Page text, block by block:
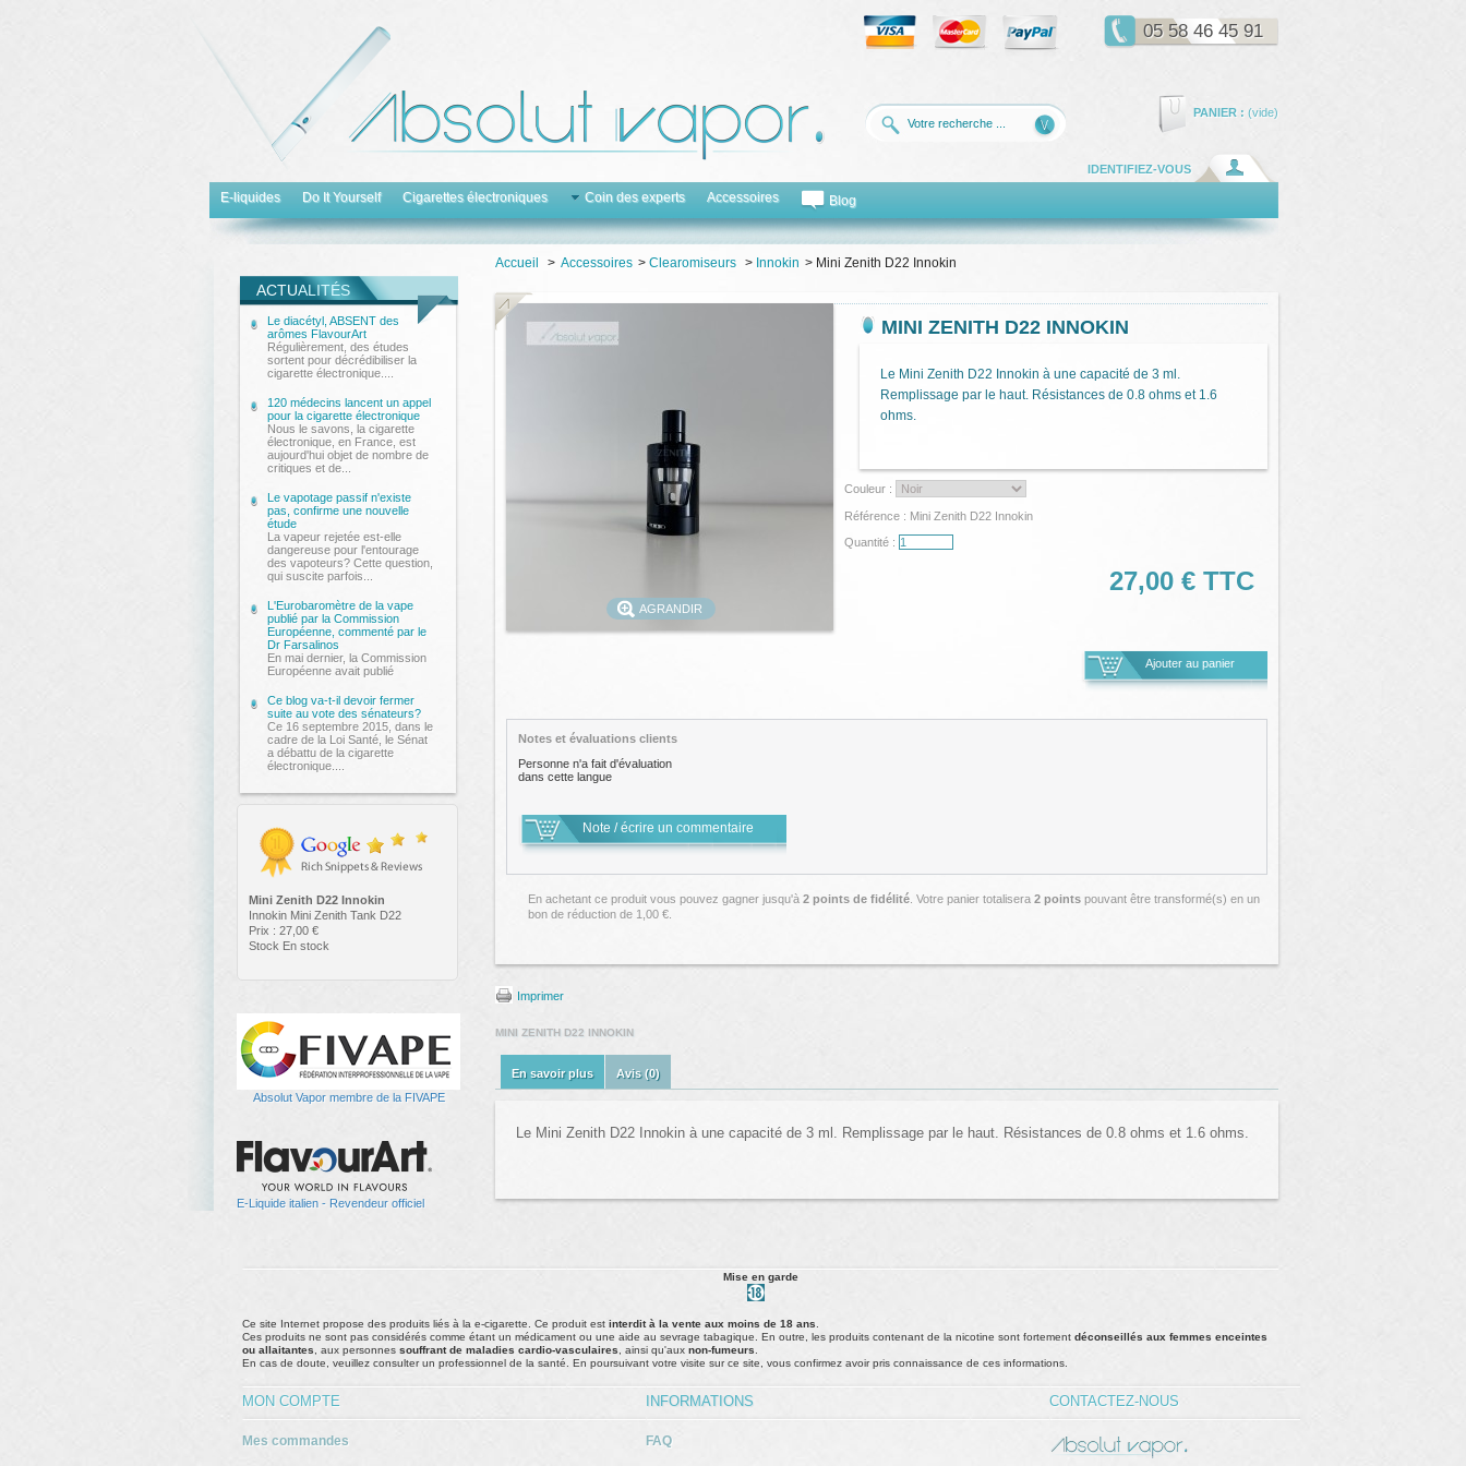
05 58 46 45 91
PANIER : (vide)
IDENTIFIEZ-VOUS
E-liquides Do It Yourself Cigarettes électroniques Coin des experts Accessoires Blog
ACTUALITÉS
Le diacétyl, ABSENT des
arômes FlavourArt
Régulièrement, des études
sortent pour décrédibiliser la
cigarette électronique....
120 médecins lancent un appel
pour la cigarette électronique
Nous le savons, la cigarette
électronique, en France, est
aujourd'hui objet de nombre de
critiques et de...
Le vapotage passif n'existe
pas, confirme une nouvelle
étude
La vapeur rejetée est-elle
dangereuse pour l'entourage
des vapoteurs? Cette question,
qui suscite parfois...
L'Eurobaromètre de la vape
publié par la Commission
Européenne, commenté par le
Dr Farsalinos
En mai dernier, la Commission
Européenne avait publié
Ce blog va-t-il devoir fermer
suite au vote des sénateurs?
Ce 16 septembre 2015, dans le
cadre de la Loi Santé, le Sénat
a débattu de la cigarette
électronique....
Mini Zenith D22 Innokin
Innokin Mini Zenith Tank D22
Prix : 27,00 €
Stock En stock
Absolut Vapor membre de la FIVAPE
E-Liquide italien - Revendeur officiel
Accueil > Accessoires > Clearomiseurs > Innokin > Mini Zenith D22 Innokin
AGRANDIR
MINI ZENITH D22 INNOKIN
Le Mini Zenith D22 Innokin à une capacité de 3 ml.
Remplissage par le haut. Résistances de 0.8 ohms et 1.6
ohms.
Couleur :
Référence : Mini Zenith D22 Innokin
Quantité :
27,00 € TTC
Notes et évaluations clients
Personne n'a fait d'évaluation
dans cette langue
Note / écrire un commentaire
En achetant ce produit vous pouvez gagner jusqu'à 2 points de fidélité . Votre panier totalisera 2 points pouvant être transformé(s) en un
bon de réduction de 1,00 €
Imprimer
MINI ZENITH D22 INNOKIN
En savoir plus Avis (0)
Le Mini Zenith D22 Innokin à une capacité de 3 ml. Remplissage par le haut. Résistances de 0.8 ohms et 1.6 ohms.
Mise en garde
Ce site Internet propose des produits liés à la e-cigarette. Ce produit est interdit à la vente aux moins de 18 ans
Ces produits ne sont pas considérés comme étant un médicament ou une aide au sevrage tabagique. En outre, les produits contenant de la nicotine sont fortement déconseillés aux femmes enceintes
ou allaitantes , aux personnes souffrant de maladies cardio-vasculaires , ainsi qu'aux non-fumeurs
En cas de doute, veuillez consulter un professionnel de la santé. En poursuivant votre visite sur ce site, vous confirmez avoir pris connaissance de ces informations.
MON COMPTE
Mes commandes
INFORMATIONS
FAQ
CONTACTEZ-NOUS